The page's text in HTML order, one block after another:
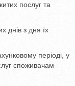
послуг та
днів з дня їх
періоді, у
споживачам